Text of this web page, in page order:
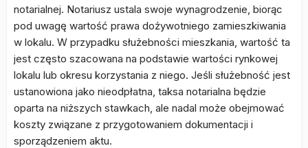
notarialnej. Notariusz ustala swoje wynagrodzenie, biorąc
pod uwagę wartość prawa dożywotniego zamieszkiwania
w lokalu. W przypadku służebności mieszkania, wartość ta
jest często szacowana na podstawie wartości rynkowej
lokalu lub okresu korzystania z niego. Jeśli służebność jest
ustanowiona jako nieodpłatna, taksa notarialna będzie
oparta na niższych stawkach, ale nadal może obejmować
koszty związane z przygotowaniem dokumentacji i
sporządzeniem aktu.